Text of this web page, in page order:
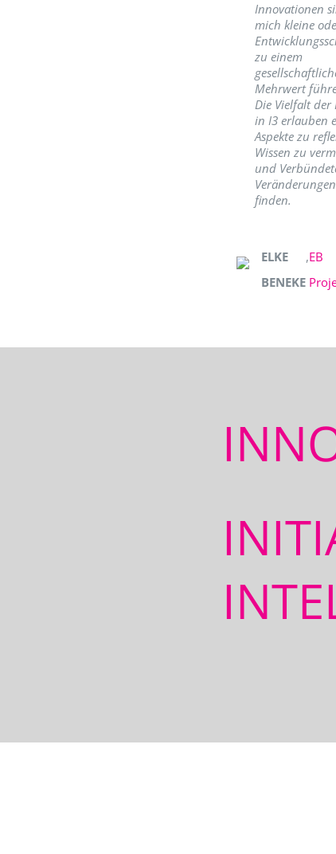
Innovationen
mich kleine
zu einem
Mehrwert
Die Vielfalt der
in I3 erlauben
Aspekte zu
Wissen zu
und
finden.
ELKE
BENEKE
,EB